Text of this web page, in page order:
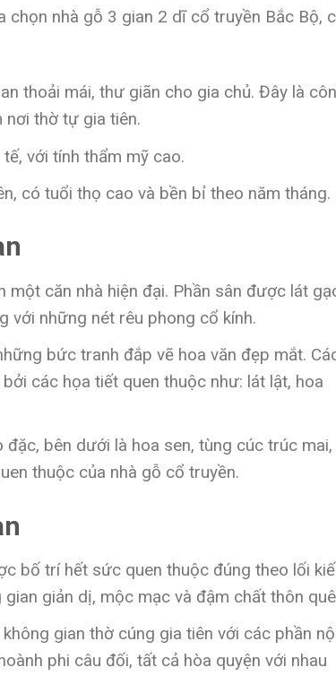
chọn nhà gỗ 3 gian 2 dĩ cổ truyền Bắc Bộ,
thoải mái, thư giãn cho gia chủ. Đây là
thờ tự gia tiên.
với tính thẩm mỹ cao.
có tuổi thọ cao và bền bỉ theo năm tháng.
một căn nhà hiện đại. Phần sân được lát
với những nét rêu phong cổ kính.
bức tranh đắp vẽ hoa văn đẹp mắt.
các họa tiết quen thuộc như: lát lật, hoa
bên dưới là hoa sen, tùng cúc trúc mai,
thuộc của nhà gỗ cổ truyền.
bố trí hết sức quen thuộc đúng theo lối
giản dị, mộc mạc và đậm chất thôn
gian thờ cúng gia tiên với các phần
phi câu đối, tất cả hòa quyện với nhau